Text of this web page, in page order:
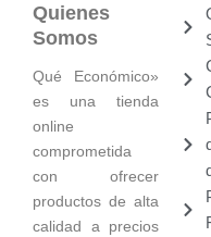
Quienes
Somos
Qué Económico»
es una tienda
online
comprometida
con ofrecer
productos de alta
calidad a precios